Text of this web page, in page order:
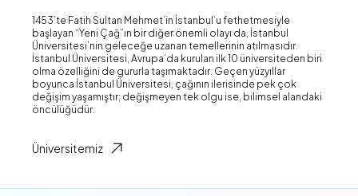
1453’te Fatih Sultan Mehmet’in İstanbul’u fethetmesiyle
başlayan “Yeni Çağ”ın bir diğer önemli olayı da, İstanbul
Üniversitesi’nin geleceğe uzanan temellerinin atılmasıdır.
İstanbul Üniversitesi, Avrupa’da kurulan ilk 10 üniversiteden biri
olma özelliğini de gururla taşımaktadır. Geçen yüzyıllar
boyunca İstanbul Üniversitesi, çağının ilerisinde pek çok
değişim yaşamıştır; değişmeyen tek olgu ise, bilimsel alandaki
öncülüğüdür.
Üniversitemiz